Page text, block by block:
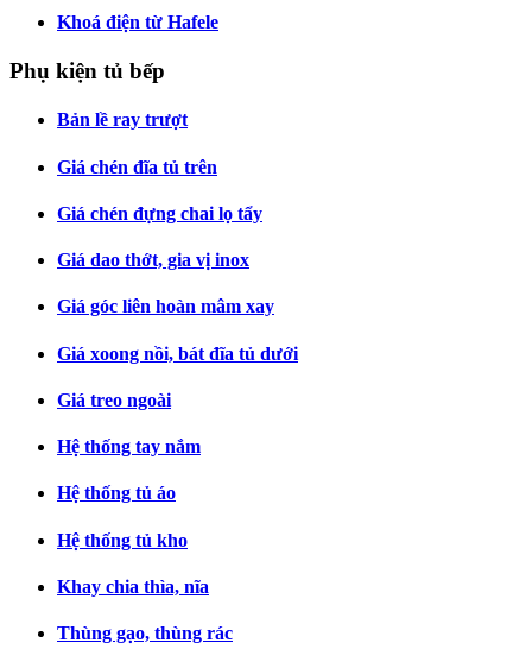
Khoá điện từ Hafele
Phụ kiện tủ bếp
Bản lề ray trượt
Giá chén đĩa tủ trên
Giá chén đựng chai lọ tẩy
Giá dao thớt, gia vị inox
Giá góc liên hoàn mâm xay
Giá xoong nồi, bát đĩa tủ dưới
Giá treo ngoài
Hệ thống tay nắm
Hệ thống tủ áo
Hệ thống tủ kho
Khay chia thìa, nĩa
Thùng gạo, thùng rác